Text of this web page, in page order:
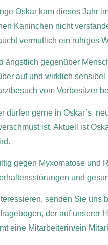
Oskar kam dieses Jahr
Kaninchen nicht
vermutlich ein ruhiges
ängstlich gegenüber
auf und wirklich
vom Vorbesitzer
dürfen gerne in Oskar`s
ist. Aktuell ist
gegen Myxomatose und
und
senden Sie uns
der auf unserer
eine Mitarbeiterin/ein